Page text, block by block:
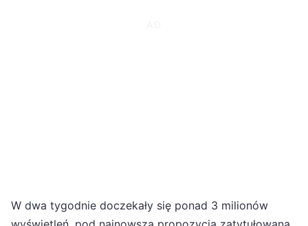
W dwa tygodnie doczekały się ponad 3 milionów